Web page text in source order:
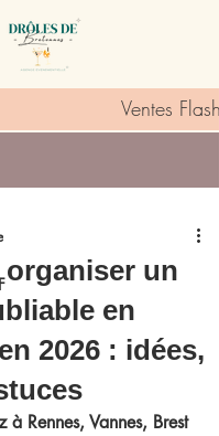
Ventes Flash :
un
en
2026 : idées,
à Rennes, Vannes, Brest